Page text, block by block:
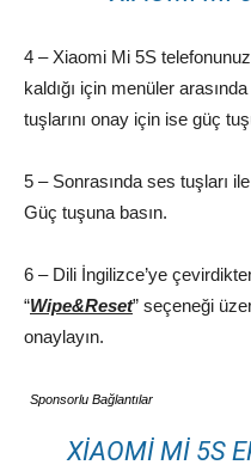
4 – Xiaomi Mi 5S
kaldığı için menüler
tuşlarını onay için ise güç
5 – Sonrasında ses tuşları ile
Güç tuşuna basın.
6 – Dili İngilizce’ye
“Wipe&Reset” seçeneği
onaylayın.
Sponsorlu Bağlantılar
XIAOMI MI 5S